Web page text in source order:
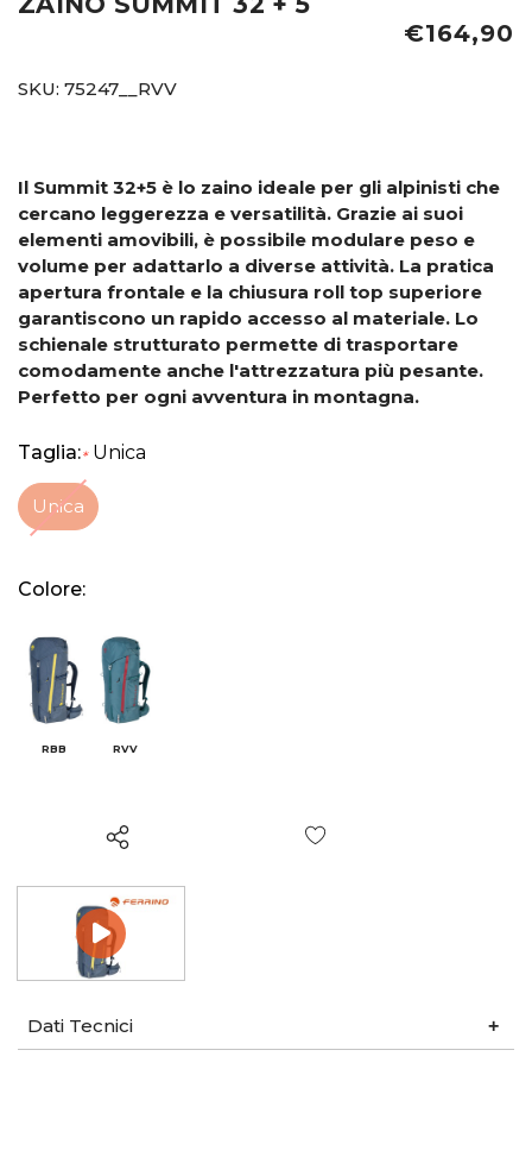
€164,90
SKU: 75247__RVV
Il Summit 32+5 è lo zaino ideale per gli alpinisti che
cercano leggerezza e versatilità. Grazie ai suoi
elementi amovibili, è possibile modulare peso e
volume per adattarlo a diverse attività. La pratica
apertura frontale e la chiusura roll top superiore
garantiscono un rapido accesso al materiale. Lo
schienale strutturato permette di trasportare
comodamente anche l'attrezzatura più pesante.
Perfetto per ogni avventura in montagna.
Taglia:* Unica
Unica
Colore:
RBB RVV
Dati Tecnici